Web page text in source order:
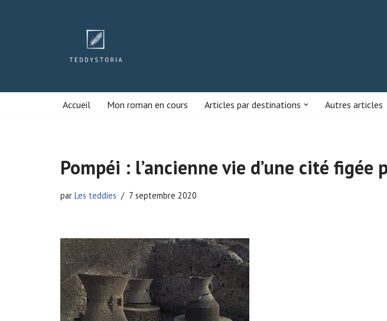
Accueil Mon roman en cours Articles par destinations Autres articles
Pompéi : l’ancienne vie d’une cité figée
par Les teddies 7 septembre 2020